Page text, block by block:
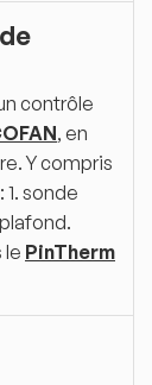
contrôle
, en
Y compris
sonde
le PinTherm